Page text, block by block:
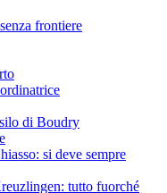
frontiere
di Boudry
si deve sempre
tutto fuorché